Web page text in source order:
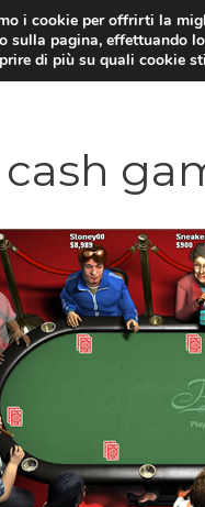
i cookie per offrirti la
sulla pagina, effettuando
di più su quali cookie